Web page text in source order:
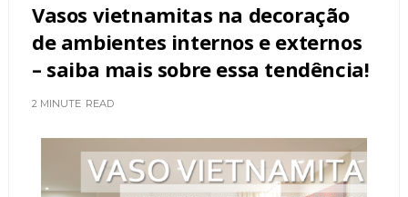
Vasos vietnamitas na decoração
de ambientes internos e externos
– saiba mais sobre essa tendência!
2 MINUTE READ